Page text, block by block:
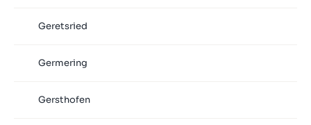
Geretsried
Germering
Gersthofen